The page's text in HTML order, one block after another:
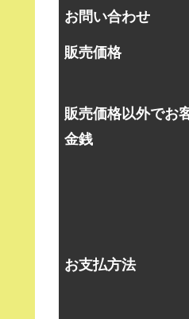
お問い合わせ
販売価格
販売価格以外でお
金銭
お支払方法